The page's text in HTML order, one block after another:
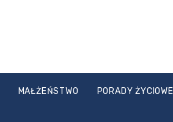
MAŁŻEŃSTWO PORADY ŻYCIOWE